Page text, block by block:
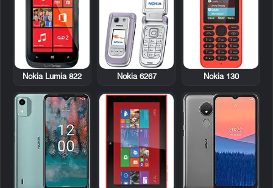
Nokia 130
Nokia 6267
Nokia Lumia 822